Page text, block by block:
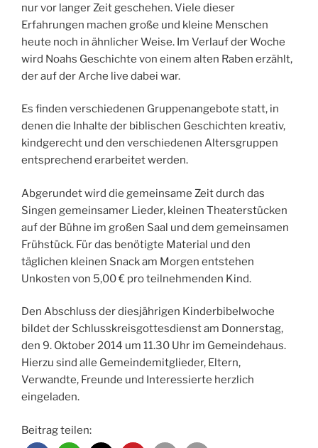
nur vor langer Zeit geschehen. Viele dieser
Erfahrungen machen große und kleine Menschen
heute noch in ähnlicher Weise. Im Verlauf der Woche
wird Noahs Geschichte von einem alten Raben erzählt,
der auf der Arche live dabei war.
Es finden verschiedenen Gruppenangebote statt, in
denen die Inhalte der biblischen Geschichten kreativ,
kindgerecht und den verschiedenen Altersgruppen
entsprechend erarbeitet werden.
Abgerundet wird die gemeinsame Zeit durch das
Singen gemeinsamer Lieder, kleinen Theaterstücken
auf der Bühne im großen Saal und dem gemeinsamen
Frühstück. Für das benötigte Material und den
täglichen kleinen Snack am Morgen entstehen
Unkosten von 5,00 € pro teilnehmenden Kind.
Den Abschluss der diesjährigen Kinderbibelwoche
bildet der Schlusskreisgottesdienst am Donnerstag,
den 9. Oktober 2014 um 11.30 Uhr im Gemeindehaus.
Hierzu sind alle Gemeindemitglieder, Eltern,
Verwandte, Freunde und Interessierte herzlich
eingeladen.
Beitrag teilen: